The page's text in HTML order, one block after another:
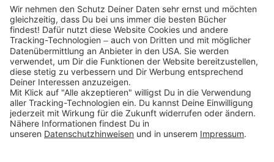
Partnerprogramm (Affiliate)
Folge uns auf
* Versandkostenfrei ab 9,00 € Bestellwert innerhalb
Deutschlands
** Lieferzeit 1-3 Werktage innerhalb Deutschlands